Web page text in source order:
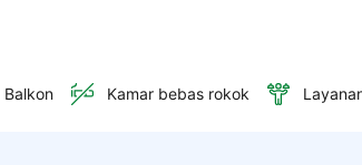
Balkon Kamar bebas rokok